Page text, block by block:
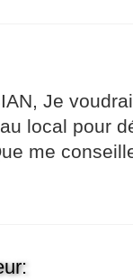
Je
local pour
me